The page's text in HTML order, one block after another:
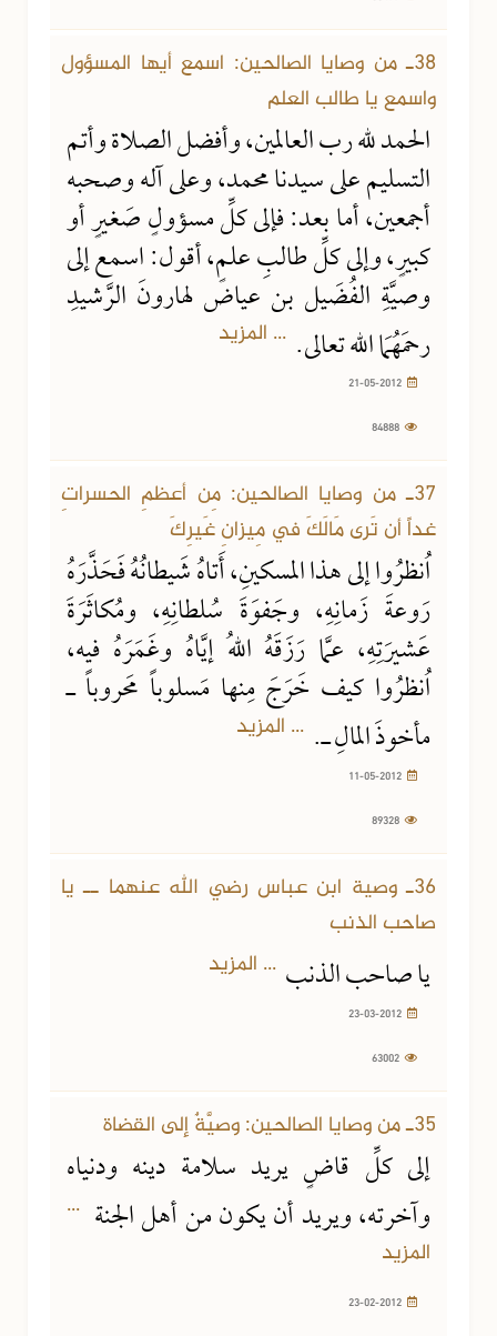
38ـ من وصايا الصالحين: اسمع أيها المسؤول
واسمع يا طالب العلم
الحمد لله رب العالمين، وأفضل الصلاة وأتم
التسليم على سيدنا محمد، وعلى آله وصحبه
أجمعين، أما بعد: فإلى كلِّ مسؤولٍ صَغيرٍ أو
كبيرٍ، وإلى كلِّ طالبِ علمٍ، أقول: اسمع إلى
وصيَّةِ الفُضَيل بن عياض لهارونَ الرَّشيدِ
رحمَهُمَا الله تعالى. ... المزيد
37ـ من وصايا الصالحين: مِن أعظمِ الحسراتِ
غداً أن تَرى مَالَكَ في مِيزانِ غَيرِكَ
اُنظرُوا إلى هذا المسكينِ، أَتاهُ شَيطانُهُ فَحَذَّرَهُ
رَوعةَ زَمانِهِ، وجَفوَةَ سُلطانِهِ، ومُكاثَرَةَ
عَشيرَتِهِ، عمَّا رَزَقَهُ اللهُ إيَّاهُ وغَمَرَهُ فيه،
اُنظرُوا كيف خَرَجَ مِنها مَسلوباً مَحروباً ـ
مأخوذَ المالِ ـ. ... المزيد
36ـ وصية ابن عباس رضي الله عنهما ــ يا
صاحب الذنب
يا صاحب الذنب ... المزيد
35ـ من وصايا الصالحين: وصيَّةٌ إلى القضاة
إلى كلِّ قاضٍ يريد سلامة دينه ودنياه
وآخرته، ويريد أن يكون من أهل الجنة ...
المزيد